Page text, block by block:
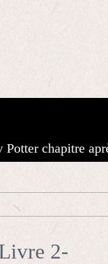
chapitre
2-